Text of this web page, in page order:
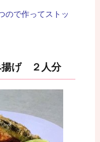
ので作ってストッ
揚げ ２人分